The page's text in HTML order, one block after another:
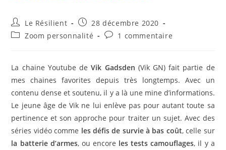
Auteur/autrice
de
la
Le Résilient
Publication
publiée :
28 décembre 2020
PostZoom personnalité
Commentaires
publication :
1 commentaire
La chaine Youtube deVik Gadsden (Vik GN) fait partie de
mes chaines favorites depuis très longtemps. Avec un
contenu dense et soutenu, il y a là une mine d’informations.
Le jeune âge de Vik ne lui enlève pas pour autant toute sa
pertinence et son approche pour traiter un sujet. Avec des
séries vidéo comme les défis de survie à bas coût, celle sur
la batterie d’armes, ou encore les tests camouflages, il y a